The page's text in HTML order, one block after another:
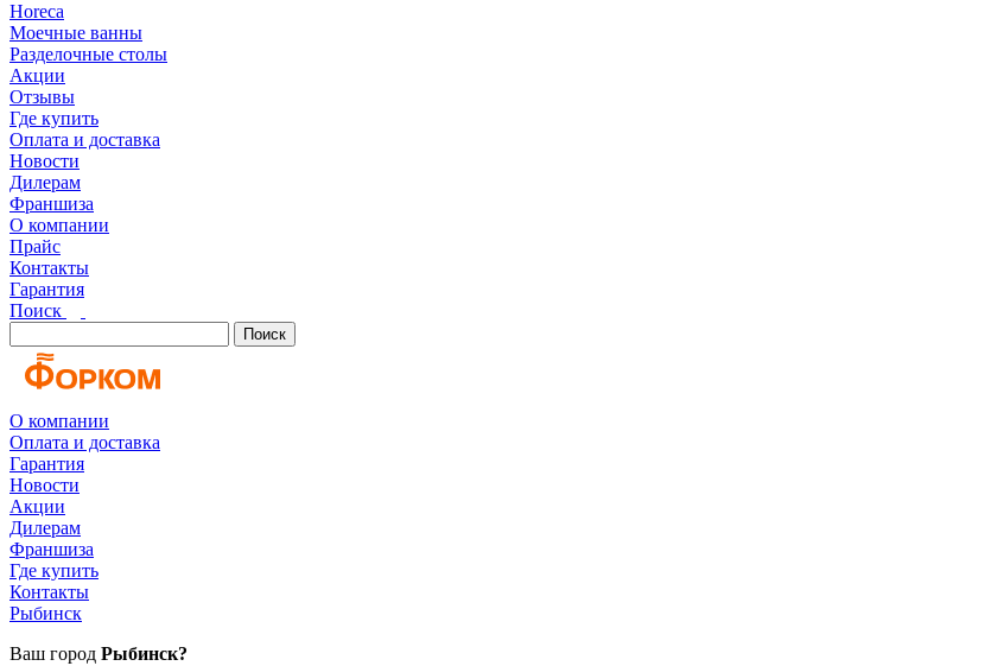
Horeca
Моечные ванны
Разделочные столы
Акции
Отзывы
Где купить
Оплата и доставка
Новости
Дилерам
Франшиза
О компании
Прайс
Контакты
Гарантия
Поиск
Поиск
О компании
Оплата и доставка
Гарантия
Новости
Акции
Дилерам
Франшиза
Где купить
Контакты
Рыбинск
Ваш город Рыбинск?